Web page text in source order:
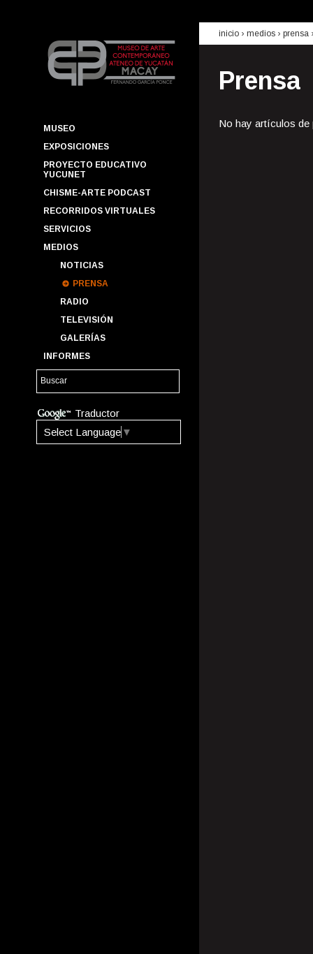
MUSEO
EXPOSICIONES
PROYECTO EDUCATIVO
YUCUNET
CHISME-ARTE PODCAST
RECORRIDOS VIRTUALES
SERVICIOS
MEDIOS
NOTICIAS
PRENSA
RADIO
TELEVISIÓN
GALERÍAS
INFORMES
Traductor
Select Language ▼
inicio › medios › prensa
Prensa
No hay artículos de